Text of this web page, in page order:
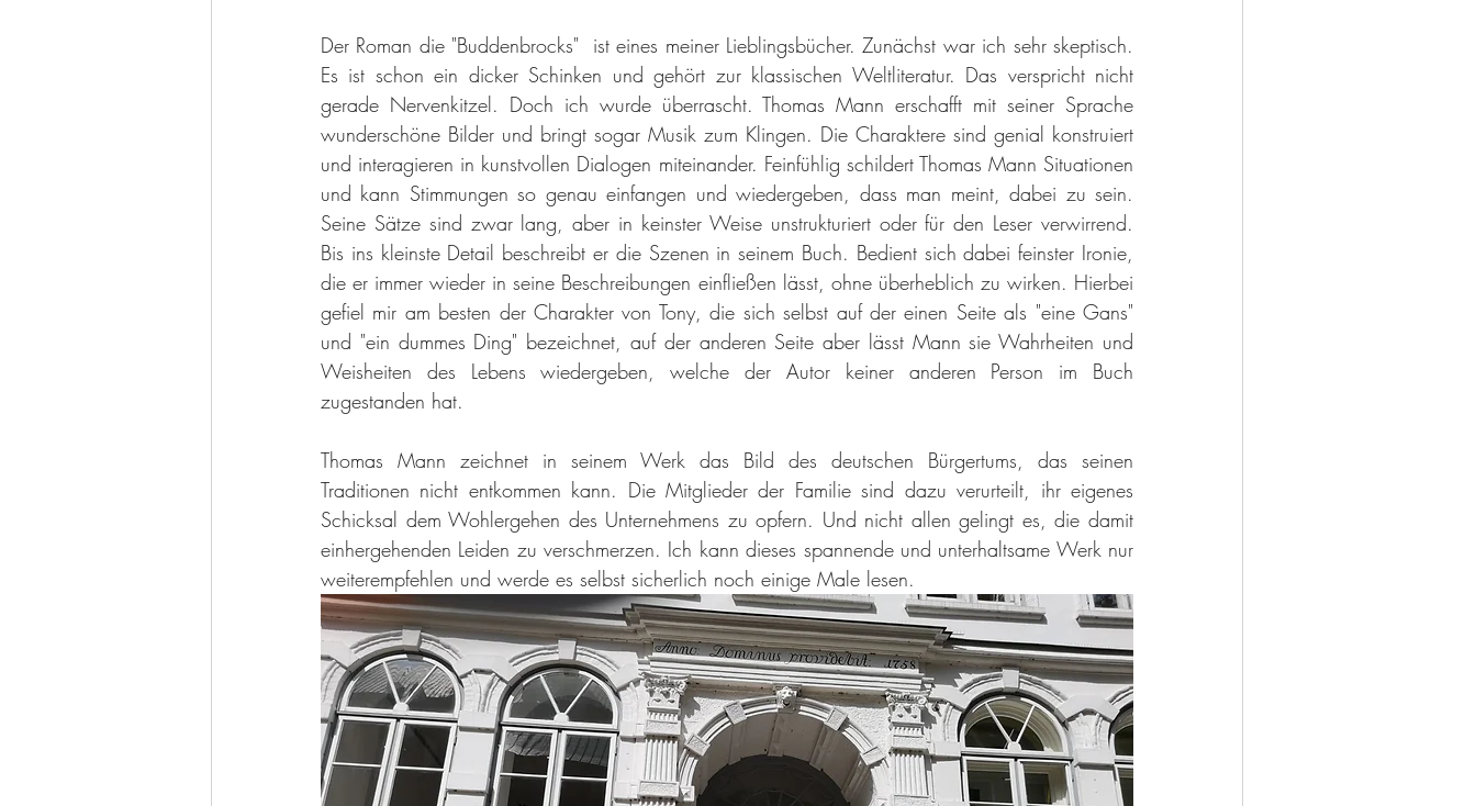
Der Roman die "Buddenbrocks"  ist eines meiner Lieblingsbücher. Zunächst war ich sehr skeptisch.
Es ist schon ein dicker Schinken und gehört zur klassischen Weltliteratur. Das verspricht nicht
gerade Nervenkitzel. Doch ich wurde überrascht. Thomas Mann erschafft mit seiner Sprache
wunderschöne Bilder und bringt sogar Musik zum Klingen. Die Charaktere sind genial konstruiert
und interagieren in kunstvollen Dialogen miteinander. Feinfühlig schildert Thomas Mann Situationen
und kann Stimmungen so genau einfangen und wiedergeben, dass man meint, dabei zu sein.
Seine Sätze sind zwar lang, aber in keinster Weise unstrukturiert oder für den Leser verwirrend.
Bis ins kleinste Detail beschreibt er die Szenen in seinem Buch. Bedient sich dabei feinster Ironie,
die er immer wieder in seine Beschreibungen einfließen lässt, ohne überheblich zu wirken. Hierbei
gefiel mir am besten der Charakter von Tony, die sich selbst auf der einen Seite als "eine Gans"
und "ein dummes Ding" bezeichnet, auf der anderen Seite aber lässt Mann sie Wahrheiten und
Weisheiten des Lebens wiedergeben, welche der Autor keiner anderen Person im Buch
zugestanden hat.
Thomas Mann zeichnet in seinem Werk das Bild des deutschen Bürgertums, das seinen
Traditionen nicht entkommen kann. Die Mitglieder der Familie sind dazu verurteilt, ihr eigenes
Schicksal dem Wohlergehen des Unternehmens zu opfern. Und nicht allen gelingt es, die damit
einhergehenden Leiden zu verschmerzen. Ich kann dieses spannende und unterhaltsame Werk nur
weiterempfehlen und werde es selbst sicherlich noch einige Male lesen.